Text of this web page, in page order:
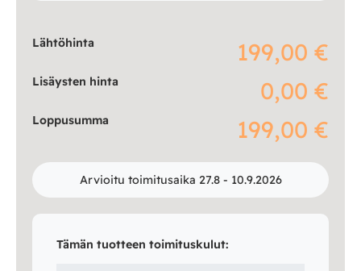
Lähtöhinta 199,00 €
Lisäysten hinta 0,00 €
Loppusumma 199,00 €
Arvioitu toimitusaika 27.8 - 10.9.2026
Tämän tuotteen toimituskulut: